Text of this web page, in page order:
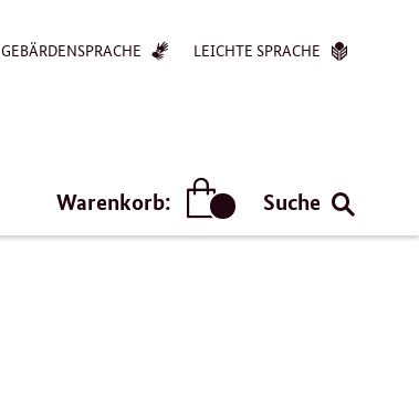
GEBÄRDENSPRACHE LEICHTE SPRACHE
Warenkorb:
Artikel
Suche